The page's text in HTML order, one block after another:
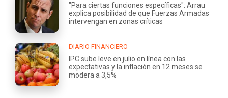
"Para ciertas funciones específicas": Arrau
explica posibilidad de que Fuerzas Armadas
intervengan en zonas críticas
DIARIO FINANCIERO
IPC sube leve en julio en línea con las
expectativas y la inflación en 12 meses se
modera a 3,5%